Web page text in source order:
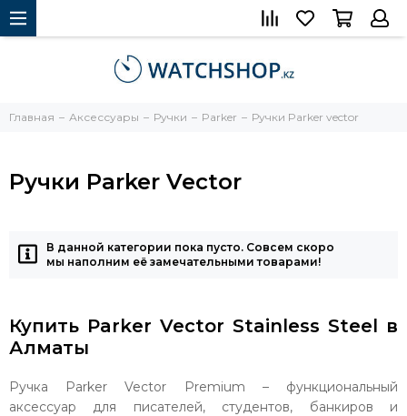
Главная Аксессуары Ручки Parker Ручки Parker vector
Ручки Parker Vector
В данной категории пока пусто. Совсем скоро
мы наполним её замечательными товарами!
Купить Parker Vector Stainless Steel в
Алматы
Ручка Parker Vector Premium – функциональный
аксессуар для писателей, студентов, банкиров и